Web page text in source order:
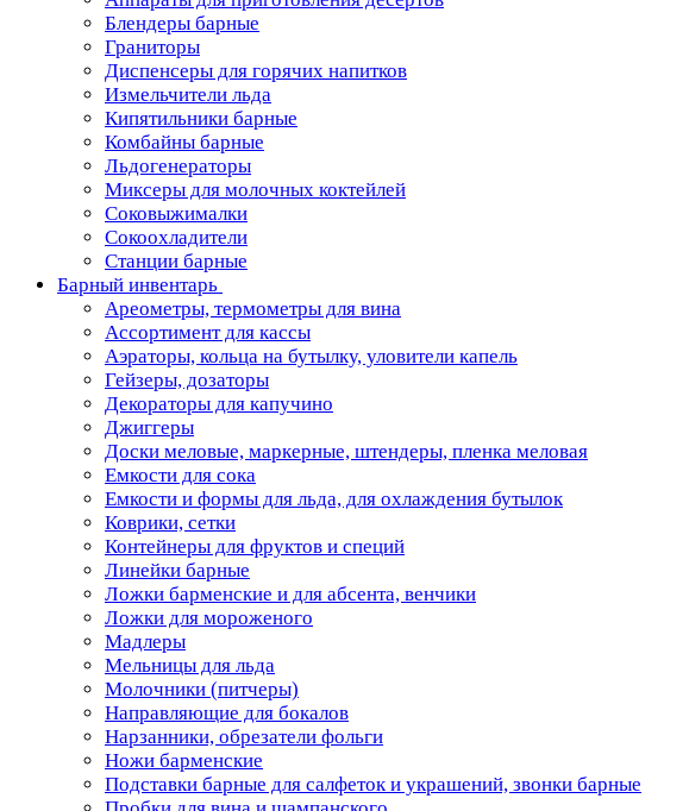
Блендеры барные
Граниторы
Диспенсеры для горячих напитков
Измельчители льда
Кипятильники барные
Комбайны барные
Льдогенераторы
Миксеры для молочных коктейлей
Соковыжималки
Сокоохладители
Станции барные
Барный инвентарь
Ареометры, термометры для вина
Ассортимент для кассы
Аэраторы, кольца на бутылку, уловители капель
Гейзеры, дозаторы
Декораторы для капучино
Джиггеры
Доски меловые, маркерные, штендеры, пленка меловая
Емкости для сока
Емкости и формы для льда, для охлаждения бутылок
Коврики, сетки
Контейнеры для фруктов и специй
Линейки барные
Ложки барменские и для абсента, венчики
Ложки для мороженого
Мадлеры
Мельницы для льда
Молочники (питчеры)
Направляющие для бокалов
Нарзанники, обрезатели фольги
Ножи барменские
Подставки барные для салфеток и украшений, звонки барные